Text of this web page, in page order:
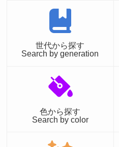
世代から探す
Search by generation
色から探す
Search by color